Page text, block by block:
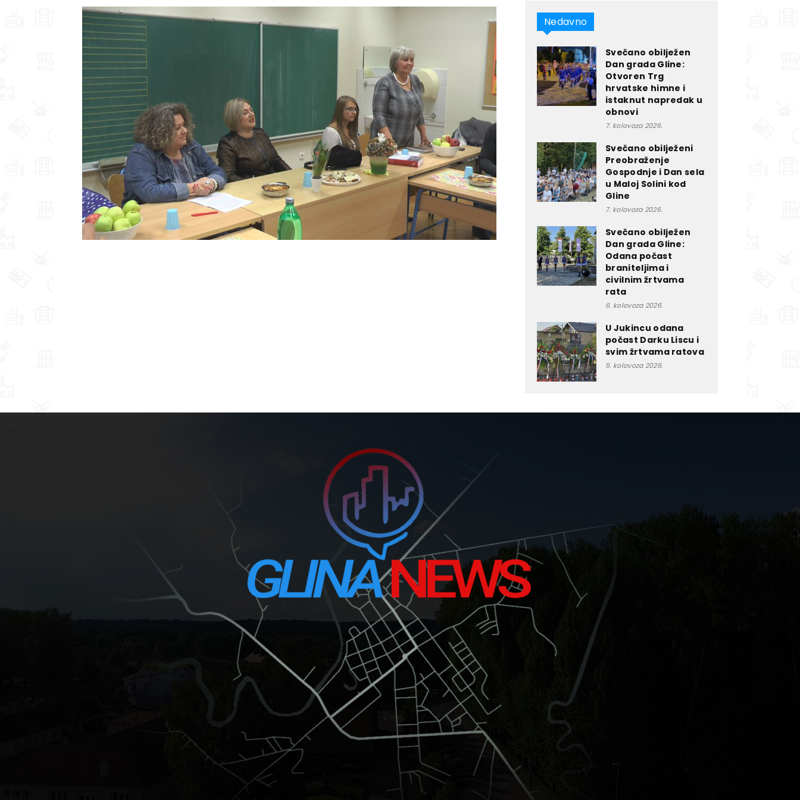
Nedavno
Svečano obilježen
Dan grada Gline:
Otvoren Trg
hrvatske himne i
istaknut napredak u
obnovi
7. kolovoza 2026.
Svečano obilježeni
Preobraženje
Gospodnje i Dan sela
u Maloj Solini kod
Gline
7. kolovoza 2026.
Svečano obilježen
Dan grada Gline:
Odana počast
braniteljima i
civilnim žrtvama
rata
6. kolovoza 2026.
U Jukincu odana
počast Darku Liscu i
svim žrtvama ratova
5. kolovoza 2026.